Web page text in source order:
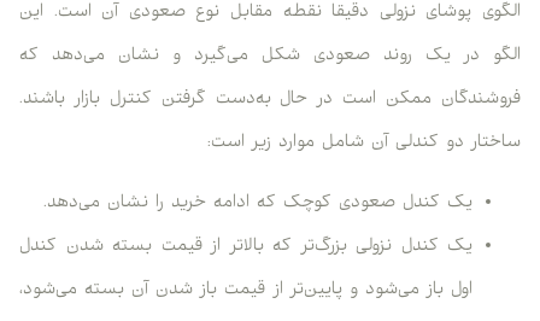
الگوی پوشای نزولی دقیقا نقطه مقابل نوع صعودی آن است. این
الگو در یک روند صعودی شکل می‌گیرد و نشان می‌دهد که
فروشندگان ممکن است در حال به‌دست گرفتن کنترل بازار باشند.
ساختار دو کندلی آن شامل موارد زیر است:
یک کندل صعودی کوچک که ادامه خرید را نشان می‌دهد.
یک کندل نزولی بزرگ‌تر که بالاتر از قیمت بسته شدن کندل
اول باز می‌شود و پایین‌تر از قیمت باز شدن آن بسته می‌شود،